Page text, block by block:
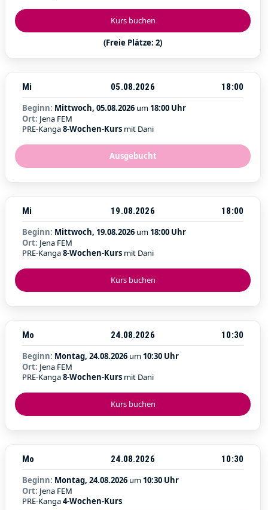
Kurs buchen
(Freie Plätze: 2)
Ausgebucht
Mi 05.08.2026
18:00
Beginn: Mittwoch, 05.08.2026 um 18:00 Uhr
Ort: Jena FEM
PRE-Kanga8-Wochen-Kurs mit Dani
Kurs buchen
Mi 19.08.2026
18:00
Beginn: Mittwoch, 19.08.2026 um 18:00 Uhr
Ort: Jena FEM
PRE-Kanga8-Wochen-Kurs mit Dani
Kurs buchen
Mo 24.08.2026
10:30
Beginn: Montag, 24.08.2026 um 10:30 Uhr
Ort: Jena FEM
PRE-Kanga8-Wochen-Kurs mit Dani
Mo 24.08.2026
10:30
Beginn: Montag, 24.08.2026 um 10:30 Uhr
Ort: Jena FEM
PRE-Kanga4-Wochen-Kurs